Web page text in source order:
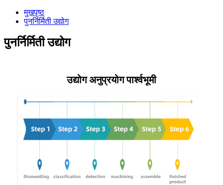
मुखपृष्ठ
पुनर्निर्मिती उद्योग
पुनर्निर्मिती उद्योग
उद्योग अनुप्रयोग पार्श्वभूमी